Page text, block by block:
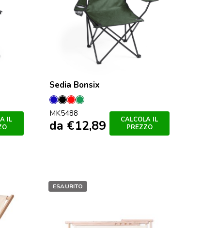
IL
Sedia Bonsix
BluNero
RossoVerde
MK5488
da €12,89
CALCOLA IL
PREZZO
ESAURITO